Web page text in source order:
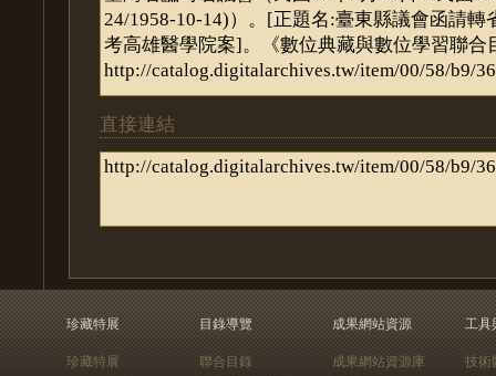
直接連結
珍藏特展
珍藏特展
目錄導覽
聯合目錄
成果網站資源
成果網站資源庫
工具
技術